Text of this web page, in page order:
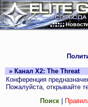
» Канал X2: The Threat
Конференция
Пожалуйста, открывайте
Поиск|